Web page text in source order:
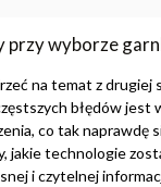
przy wyborze
na temat z drugiej
błędów jest
co tak naprawdę
jakie technologie
i czytelnej